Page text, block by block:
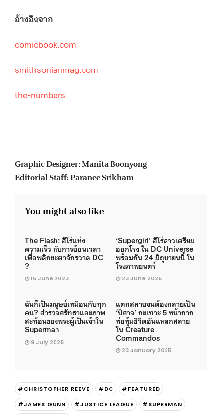
อ้างอิงจาก
comicbook.com
smithsonianmag.com
the-numbers
Graphic Designer: Manita Boonyong
Editorial Staff: Paranee Srikham
You might also like
The Flash: ฮีโร่แห่ง
ความเร็ว กับการย้อนเวลา
เพื่อพลิกชะตาจักรวาล DC
?
16 June 2023
‘Supergirl’ ฮีโร่สาวเตรียม
ออกโรง ใน DC Universe
พร้อมกัน 24 มิถุนายนนี้ ใน
โรงภาพยนตร์
23 June 2026
ฉันก็เป็นมนุษย์เหมือนกับทุก
คน? สำรวจศรัทธาและภาพ
สะท้อนของพระผู้เป็นเจ้าใน
Superman
9 July 2025
แตกสลายจนต้องกลายเป็น
‘ปีศาจ’ กะเทาะ 5 หน้ากาก
ห่อหุ้มชีวิตอันแหลกสลาย
ใน Creature
Commandos
23 January 2025
#CHRISTOPHER REEVE #DC
#FEATURED
#JAMES GUNN
#JUSTICE LEAGUE
#SUPERMAN